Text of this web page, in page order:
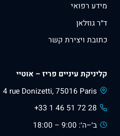
רפואי
גוזלאן
ויצירת קשר
עיניים פריז – אוטיי
4 rue Donizetti, 75016 Paris
+33 1 46 51 72 28
ב׳–ה׳: 9:00 – 18:00